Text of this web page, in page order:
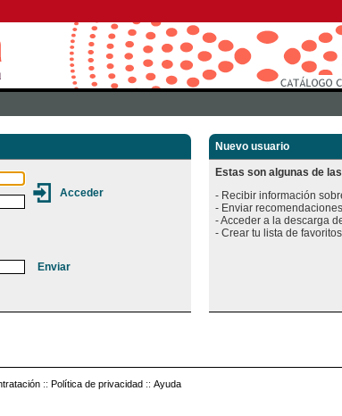
Nuevo usuario
Estas son algunas de
- Recibir información
- Enviar
- Acceder a la descarga
:: Política de privacidad :: Ayuda